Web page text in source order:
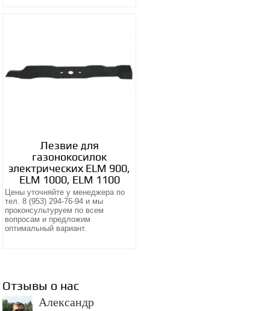
Лезвие для
газонокосилок
электрических ELM 900,
ELM 1000, ELM 1100
Цены уточняйте у менеджера по
тел. 8 (953) 294-76-94 и мы
проконсультуруем по всем
вопросам и предложим
оптимальный вариант.
Отзывы о нас
Александр